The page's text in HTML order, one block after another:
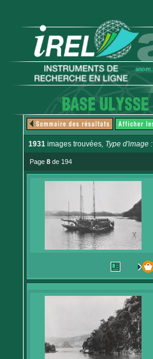
1931 images trouvées, Type d'image :
Page 8 de 194